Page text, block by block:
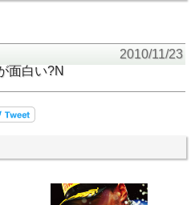
2010/11/23
面白い?N